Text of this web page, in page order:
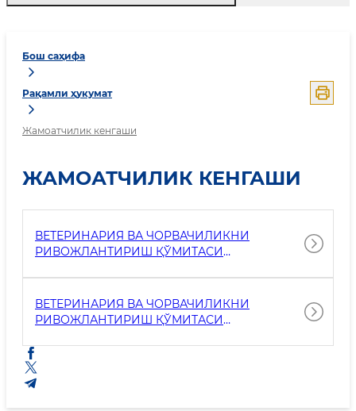
Бош саҳифа
Рақамли ҳукумат
Жамоатчилик кенгаши
ЖАМОАТЧИЛИК КЕНГАШИ
ВЕТЕРИНАРИЯ ВА ЧОРВАЧИЛИКНИ
РИВОЖЛАНТИРИШ ҚЎМИТАСИ
2024 ЙИЛ
ВЕТЕРИНАРИЯ ВА ЧОРВАЧИЛИКНИ
РИВОЖЛАНТИРИШ ҚЎМИТАСИ